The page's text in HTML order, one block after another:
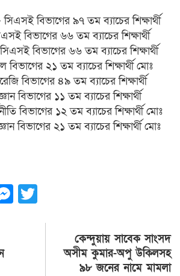
বিভাগের ৯৭ তম ব্যাচের শিক্ষার্থী
বিভাগের ৬৬ তম ব্যাচের শিক্ষার্থী
বিভাগের ৬৬ তম ব্যাচের শিক্ষার্থী
২১ তম ব্যাচের শিক্ষার্থী মোঃ
বিভাগের ৪৯ তম ব্যাচের শিক্ষার্থী
বিভাগের ১১ তম ব্যাচের শিক্ষার্থী
বিভাগের ১২ তম ব্যাচের শিক্ষার্থী মোঃ
বিভাগের ২১ তম ব্যাচের শিক্ষার্থী মোঃ
Messenger
কেন্দুয়ায় সাবেক সাংসদ
অসীম কুমার-অপু উকিলসহ
৯৮ জনের নামে মামলা